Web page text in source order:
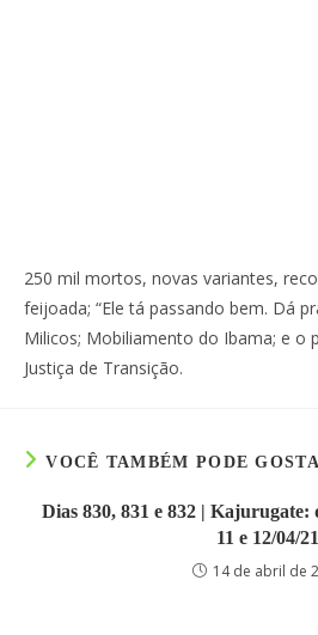
250 mil mortos, novas variantes,
feijoada; “Ele tá passando bem. Dá
Milicos; Mobiliamento do Ibama; e o
Justiça de Transição.
VOCÊ TAMBÉM PODE
Dias 830, 831 e 832 |
11 e 12/04/21
14 de abril de